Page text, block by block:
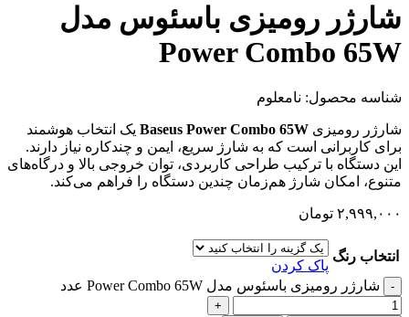
شارژر رومیزی باسئوس مدل
Power Combo 65W
شناسه محصول: نامعلوم
شارژر رومیزی Baseus Power Combo 65W یک انتخاب هوشمند
برای کاربرانی است که به شارژ سریع، ایمن و چندکاره نیاز دارند.
این دستگاه با ترکیب طراحی کاربردی، توان خروجی بالا و درگاه‌های
متنوع، امکان شارژ هم‌زمان چندین دستگاه را فراهم می‌کند.
۲,۹۹۹,۰۰۰ تومان
انتخاب رنگ
پاک کردن
شارژر رومیزی باسئوس مدل Power Combo 65W عدد